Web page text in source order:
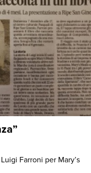
Farroni per Mary’s